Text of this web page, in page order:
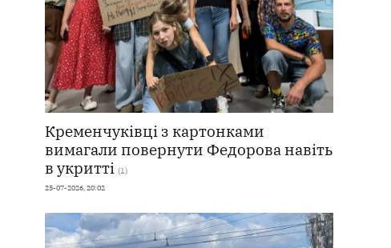
Кременчуківці з картонками
вимагали повернути Федорова навіть
в укритті (1)
25-07-2026, 20:02